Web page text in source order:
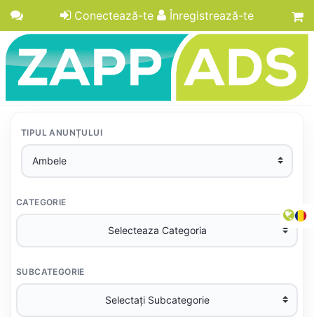
Conectează-te Înregistrează-te
TIPUL ANUNȚULUI
CATEGORIE
SUBCATEGORIE